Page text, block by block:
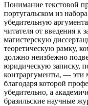
Понимание текстовой
португальском из
убедительную
читателя от введения
магистерскую
теоретическую рамку,
должно неизбежно
юридическую записку,
контраргументы, — эти
благодаря которой
убедительно, а
бразильские научные